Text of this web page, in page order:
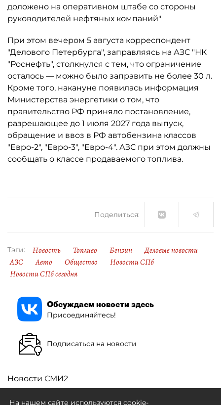
доложено на оперативном штабе со стороны
руководителей нефтяных компаний"
При этом вечером 5 августа корреспондент
"Делового Петербурга", заправляясь на АЗС "НК
"Роснефть", столкнулся с тем, что ограничение
осталось ­— можно было заправить не более 30 л.
Кроме того, накануне появилась информация
Министерства энергетики о том, что
правительство РФ приняло постановление,
разрешающее до 1 июля 2027 года выпуск,
обращение и ввоз в РФ автобензина классов
"Евро-2", "Евро-3", "Евро-4". АЗС при этом должны
сообщать о классе продаваемого топлива.
Поделиться:
Тэги: Новость Топливо Бензин
Деловые новости
АЗС
Авто Общество
Новости СПб
Новости СПб сегодня
Обсуждаем новости здесь
Присоединяйтесь!
Подписаться на новости
Новости СМИ2
На нашем сайте используются cookie-